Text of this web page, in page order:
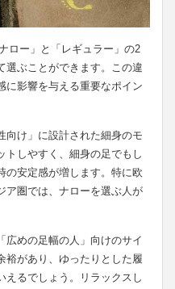
ロー」と「レギュラー」の2
選ぶことができます。この違
に影響を与える重要なポイン
向け」に設計された細身のモ
トしやすく、細身の足でもし
の安定感が増します。特に欧
ア圏では、ナローを選ぶ人が
広めの足幅の人」向けのサイ
裕があり、ゆったりとした履
えるでしょう。リラックスし